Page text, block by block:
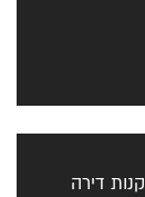
דירה